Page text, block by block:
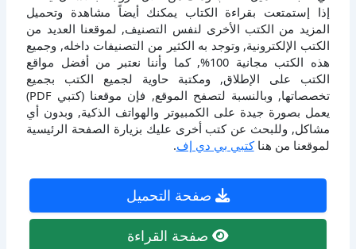
إذا إستمتعت بقراءة الكتاب يمكنك أيضاً مشاهدة وتحميل
المزيد من الكتب الأخرى لنفس التصنيف, لموقعنا العديد من
الكتب الإلكترونية, وتوجد به الكثير من التصنيفات داخله, وجميع
هذه الكتب مجانية 100%, كما وأننا نعتبر من أفضل مواقع
الكتب على الإطلاق, ومكتبة حاوية لجميع الكتب بجميع
تخصصاتها, وبالنسبة لتصفح الموقع, فإن موقعنا (كتبي PDF)
يعمل بصورة جيدة على الكمبيوتر والهواتف الذكية, وبدون أي
مشاكل, وللبحث عن كتب أخرى عليك بزيارة الصفحة الرئيسية
لموقعنا من هناكتبي بي دي إف.
صفحة التحميل
صفحة القراءة